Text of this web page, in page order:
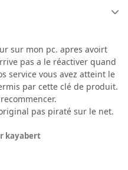
sur mon pc. apres avoirt
pas a le réactiver quand
service vous avez atteint le
par cette clé de produit.
pas piraté sur le net.
kayabert